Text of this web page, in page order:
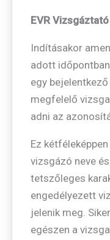
EVR Vizsgáztató
Indításakor
adott
egy
megfelelő
adni az
Ez
vizsgázó neve
tetszőleges
engedélyezett
jelenik meg.
egészen a